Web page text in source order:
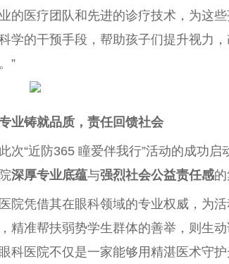
的医疗团队和先进的诊疗技术，为这
学的干预手段，帮助孩子们提升视力
”
业铸就品质，责任回馈社会
此次“近防365 瞳爱伴我行”活动的成功
深厚专业底蕴与强烈社会公益责任感的
医院凭借其在眼科领域的专业权威，为
精准帮扶弱势学生群体的善举，则生
科医院不仅是一家能够用精湛医术守